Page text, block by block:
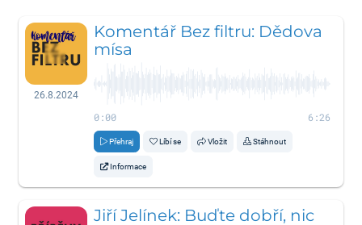
26.8.2024
Komentář Bez filtru: Dědova
mísa
0:00 6:26
Přehraj Líbí se Vložit Stáhnout
Informace
Jiří Jelínek: Buďte dobří, nic